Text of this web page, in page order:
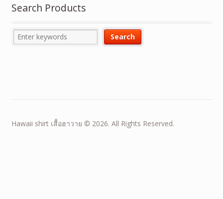
Search Products
Hawaii shirt เสื้อฮาวาย © 2026. All Rights Reserved.